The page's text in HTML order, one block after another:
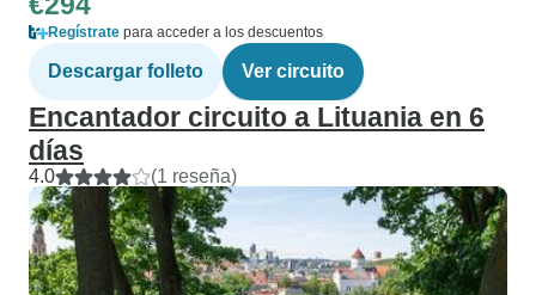
Regístrate para acceder a los descuentos
Descargar folleto Ver circuito
Encantador circuito a Lituania en 6
días
4.0 (1 reseña)